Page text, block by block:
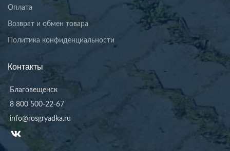
Оплата
Возврат и обмен товара
Политика конфиденциальности
Контакты
Благовещенск
8 800 500-22-67
info@rosgryadka.ru